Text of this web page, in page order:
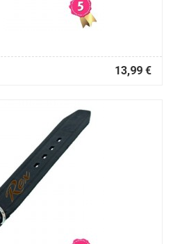
13,99 €